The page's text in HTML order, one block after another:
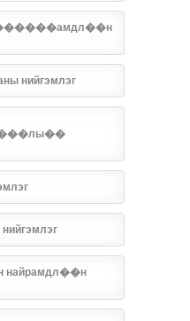
нийгэмлэг
найрамдл��н